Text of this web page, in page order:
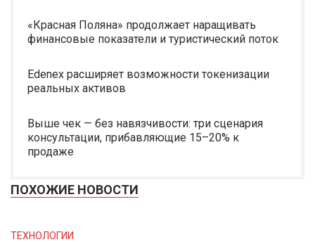
«Красная Поляна» продолжает наращивать
финансовые показатели и туристический поток
Edenex расширяет возможности токенизации
реальных активов
Выше чек — без навязчивости: три сценария
консультации, прибавляющие 15–20% к
продаже
ПОХОЖИЕ НОВОСТИ
ТЕХНОЛОГИИ